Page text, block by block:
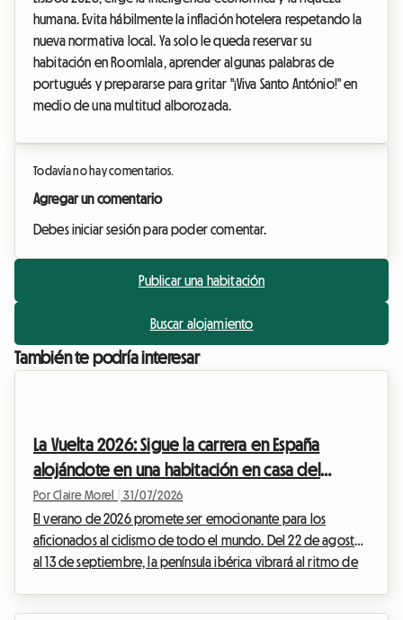
humana. Evita hábilmente la inflación hotelera respetando la
nueva normativa local. Ya solo le queda reservar su
habitación en Roomlala, aprender algunas palabras de
portugués y prepararse para gritar "¡Viva Santo António!" en
medio de una multitud alborozada.
Todavía no hay comentarios.
Agregar un comentario
Debes iniciar sesión para poder comentar.
Publicar una habitación
Buscar alojamiento
También te podría interesar
La Vuelta 2026: Sigue la carrera en España
alojándote en una habitación en casa del
anfitrión con Roomlala
Por Claire Morel 31/07/2026
El verano de 2026 promete ser emocionante para los
aficionados al ciclismo de todo el mundo. Del 22 de agosto
al 13 de septiembre, la península ibérica vibrará al ritmo de